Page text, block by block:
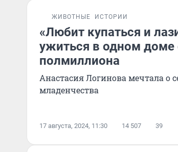
ЖИВОТНЫЕ ИСТОРИИ
«Любит купаться и
ужиться в одном доме
полмиллиона
Анастасия Логинова мечтала о
младенчества
17 августа, 2024, 11:30 14 507 39